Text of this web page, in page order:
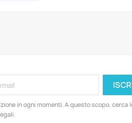
in ogni momenti. A questo scopo, cerca